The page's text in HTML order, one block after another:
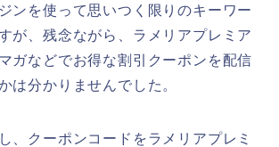
ンを使って思いつく限りのキーワー
が、残念ながら、ラメリアプレミア
ガなどでお得な割引クーポンを配信
は分かりませんでした。
、クーポンコードをラメリアプレミ